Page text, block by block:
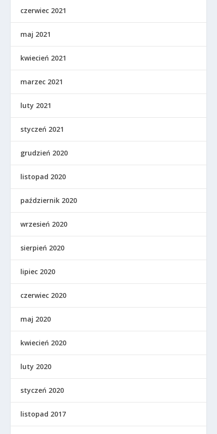
czerwiec 2021
maj 2021
kwiecień 2021
marzec 2021
luty 2021
styczeń 2021
grudzień 2020
listopad 2020
październik 2020
wrzesień 2020
sierpień 2020
lipiec 2020
czerwiec 2020
maj 2020
kwiecień 2020
luty 2020
styczeń 2020
listopad 2017